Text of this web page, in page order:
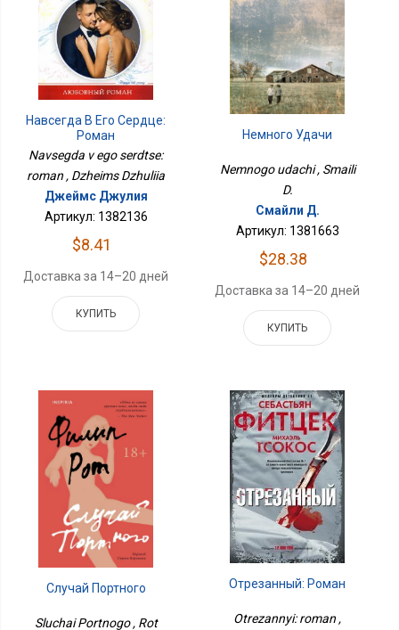
Навсегда В Его Сердце:
Роман
Navsegda v ego serdtse:
roman , Dzheims Dzhuliia
Джеймс Джулия
Артикул: 1382136
$8.41
Доставка за 14–20 дней
КУПИТЬ
Немного Удачи
Nemnogo udachi , Smaili
D.
Смайли Д.
Артикул: 1381663
$28.38
Доставка за 14–20 дней
КУПИТЬ
Случай Портного
Sluchai Portnogo , Rot
Отрезанный: Роман
Otrezannyi: roman ,